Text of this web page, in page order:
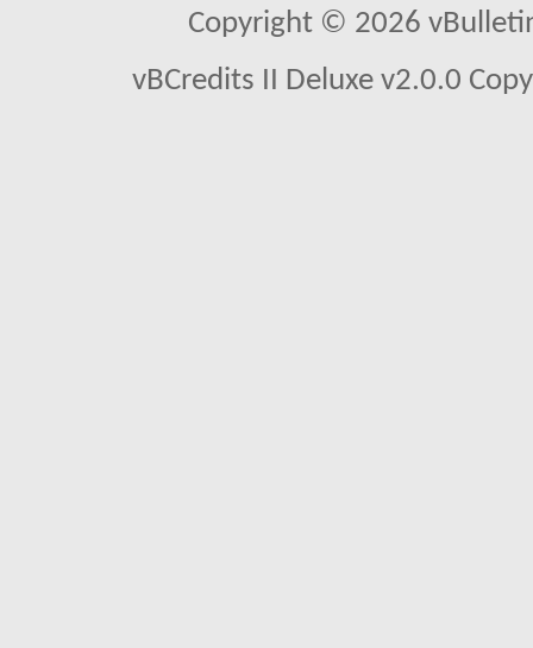
Copyright © 2026
vBCredits II Deluxe v2.0.0